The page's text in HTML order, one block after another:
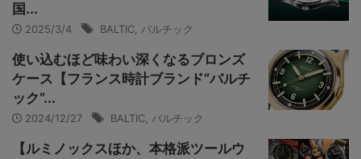
国...
2025/3/4 BALTIC バルチック
使い込むほど味わい深くなるブロンズ
ケース【フランス時計ブランド“バルチ
ック”...
2024/12/27 BALTIC バルチック
【ルミノックスほか、本格派ツールウ